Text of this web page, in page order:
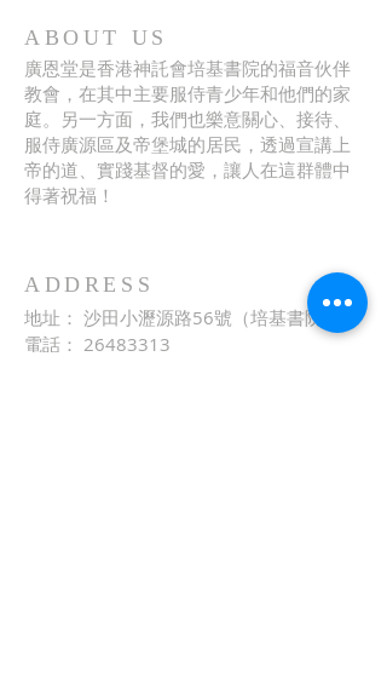
ABOUT US
廣恩堂是香港神託會培基書院的福音伙伴
教會，在其中主要服侍青少年和他們的家
庭。另一方面，我們也樂意關心、接待、
服侍廣源區及帝堡城的居民，透過宣講上
帝的道、實踐基督的愛，讓人在這群體中
得著祝福！
ADDRESS
地址： 沙田小瀝源路56號（培基書院）
電話： 26483313